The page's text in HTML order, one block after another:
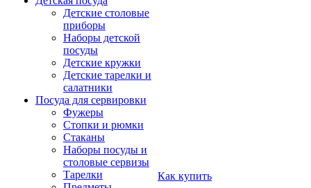
Детские столовые
приборы
Наборы детской
посуды
Детские кружки
Детские тарелки и
салатники
Посуда для сервировки
Фужеры
Стопки и рюмки
Стаканы
Наборы посуды и
столовые сервизы
Тарелки
Как купить